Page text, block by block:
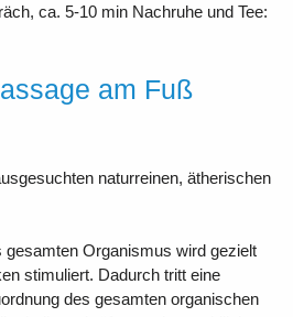
ca. 5-10 min Nachruhe und Tee:
am Fuß
naturreinen, ätherischen
gesamten Organismus wird gezielt
stimuliert. Dadurch tritt eine
des gesamten organischen